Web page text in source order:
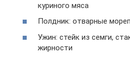
куриного мяса
Полдник: отварные
Ужин: стейк из семги,
жирности